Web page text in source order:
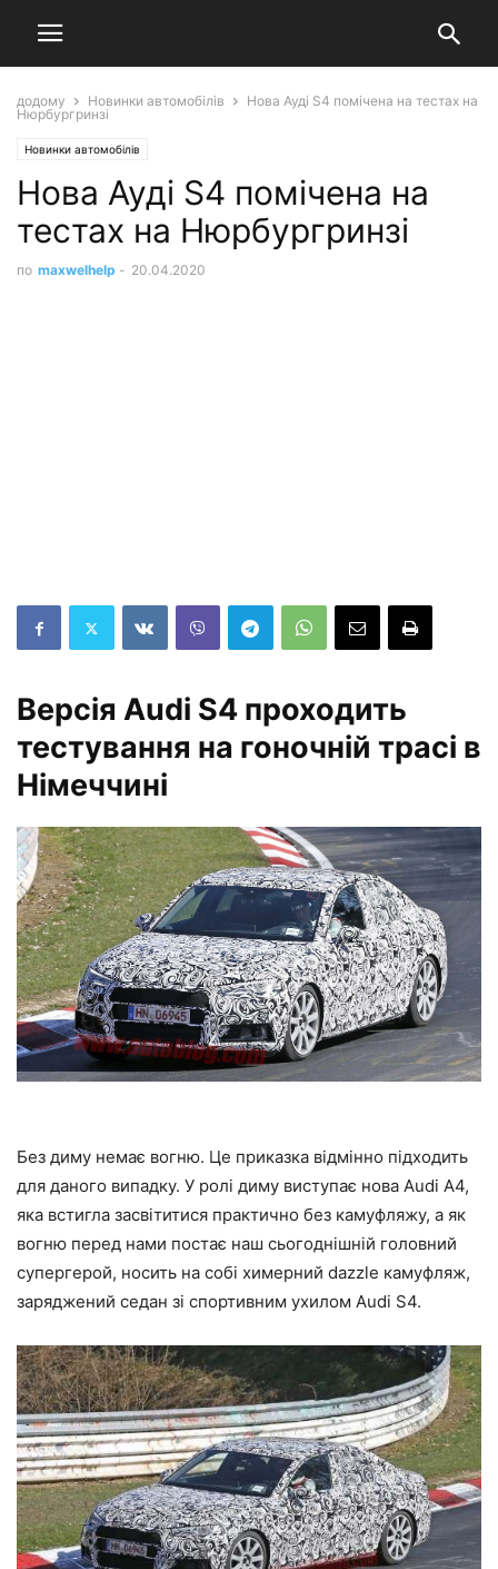
додому Новинки автомобілів
Нова Ауді S4 помічена на тестах на
Нюрбургринзі
Новинки автомобілів
Нова Ауді S4 помічена на
тестах на Нюрбургринзі
по maxwelhelp - 20.04.2020
Версія Audi S4 проходить
тестування на гоночній трасі в
Німеччині
Без диму немає вогню. Це приказка відмінно підходить
для даного випадку. У ролі диму виступає нова Audi A4,
яка встигла засвітитися практично без камуфляжу, а як
вогню перед нами постає наш сьогоднішній головний
супергерой, носить на собі химерний dazzle камуфляж,
заряджений седан зі спортивним ухилом Audi S4.